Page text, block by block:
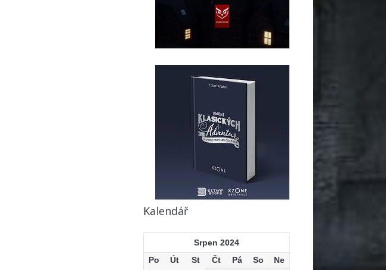
Kalendář
Srpen 2024
Po
Út St Čt Pá So Ne